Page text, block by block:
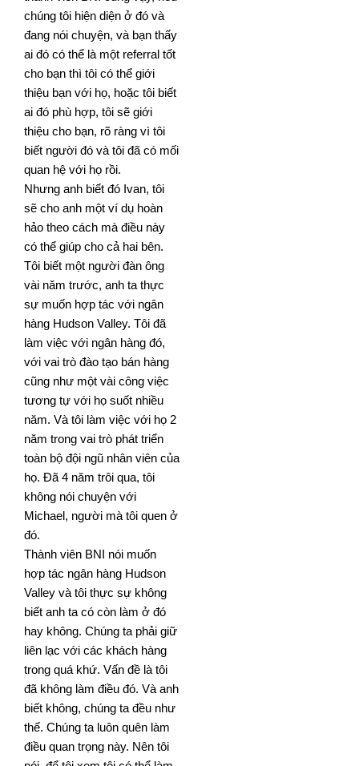
chúng tôi hiện diện ở đó và
đang nói chuyện, và bạn thấy
ai đó có thể là một referral tốt
cho bạn thì tôi có thể giới
thiệu bạn với họ, hoặc tôi biết
ai đó phù hợp, tôi sẽ giới
thiệu cho bạn, rõ ràng vì tôi
biết người đó và tôi đã có mối
quan hệ với họ rồi.
Nhưng anh biết đó Ivan, tôi
sẽ cho anh một ví dụ hoàn
hảo theo cách mà điều này
có thể giúp cho cả hai bên.
Tôi biết một người đàn ông
vài năm trước, anh ta thực
sự muốn hợp tác với ngân
hàng Hudson Valley. Tôi đã
làm việc với ngân hàng đó,
với vai trò đào tạo bán hàng
cũng như một vài công việc
tương tự với họ suốt nhiều
năm. Và tôi làm việc với họ 2
năm trong vai trò phát triển
toàn bộ đội ngũ nhân viên của
họ. Đã 4 năm trôi qua, tôi
không nói chuyện với
Michael, người mà tôi quen ở
đó.
Thành viên BNI nói muốn
hợp tác ngân hàng Hudson
Valley và tôi thực sự không
biết anh ta có còn làm ở đó
hay không. Chúng ta phải giữ
liên lạc với các khách hàng
trong quá khứ. Vấn đề là tôi
đã không làm điều đó. Và anh
biết không, chúng ta đều như
thế. Chúng ta luôn quên làm
điều quan trọng này. Nên tôi